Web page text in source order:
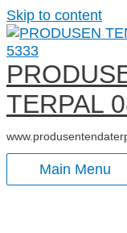
Skip to content
TERPAL
Main Menu